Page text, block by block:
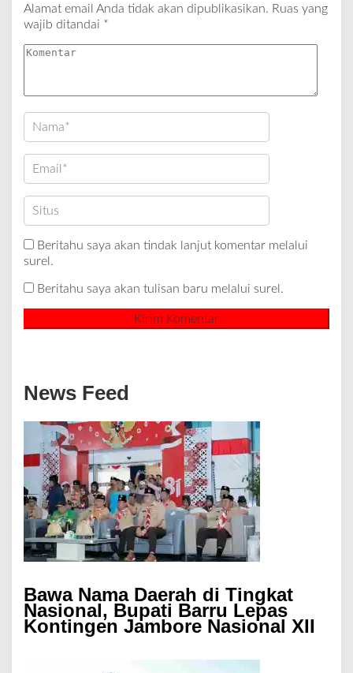
Alamat email Anda tidak akan dipublikasikan. Ruas yang
wajib ditandai *
Beritahu saya akan tindak lanjut komentar melalui
surel.
Beritahu saya akan tulisan baru melalui surel.
News Feed
Bawa Nama Daerah di Tingkat
Nasional, Bupati Barru Lepas
Kontingen Jambore Nasional XII